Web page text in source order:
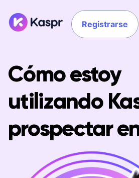
Registrarse
Cómo estoy
utilizando
prospectar